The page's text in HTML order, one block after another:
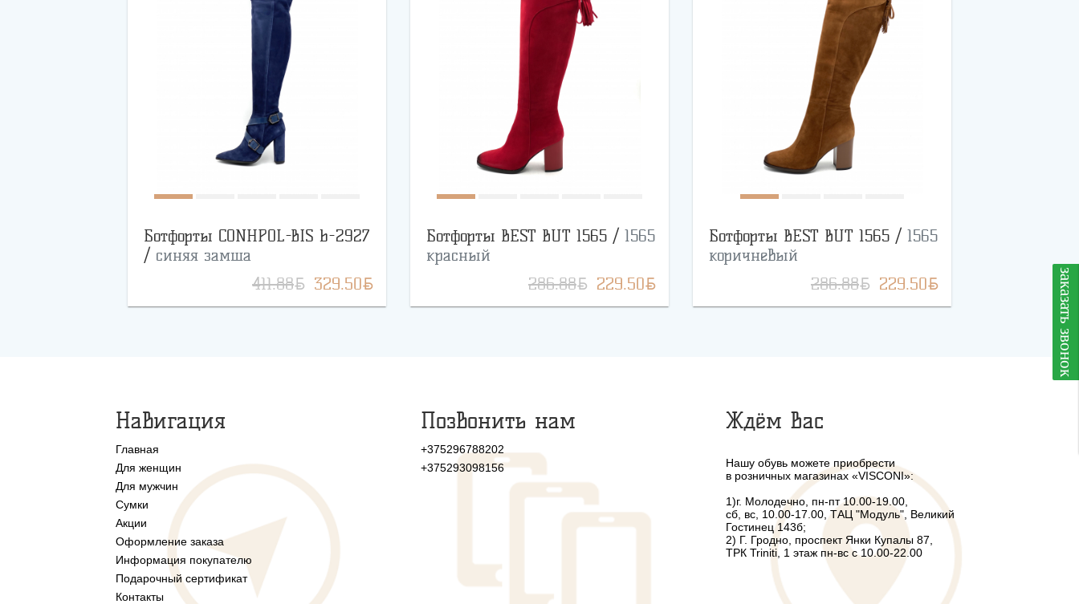
Ботфорты CONHPOL-BIS b-2927
/ синяя замша
411.88BYN 329.50BYN
Ботфорты BEST BUT 1565 / 1565
красный
286.88BYN 229.50BYN
Ботфорты BEST BUT 1565 / 1565
коричневый
286.88BYN 229.50BYN заказать звонок
Навигация
Главная
Для женщин
Для мужчин
Сумки
Акции
Оформление заказа
Информация покупателю
Подарочный сертификат
Контакты
Позвонить нам
+375296788202
+375293098156
Ждём Вас
Нашу обувь можете приобрести
в розничных магазинах «VISCONI»:
1)г. Молодечно, пн-пт 10.00-19.00,
сб, вс, 10.00-17.00, ТАЦ "Модуль", Великий
Гостинец 143б;
2) Г. Гродно, проспект Янки Купалы 87,
ТРК Triniti, 1 этаж пн-вс с 10.00-22.00